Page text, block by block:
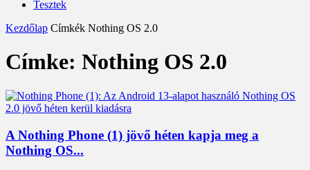
Tesztek
Kezdőlap Címkék Nothing OS 2.0
Címke: Nothing OS 2.0
A Nothing Phone (1) jövő héten kapja meg a
Nothing OS...